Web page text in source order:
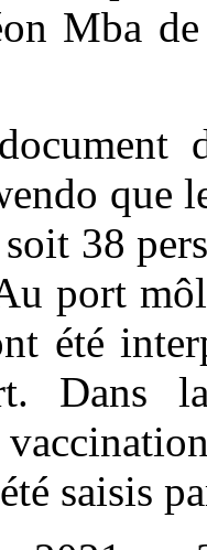
Mba
que
38
port
été
Dans
saisis